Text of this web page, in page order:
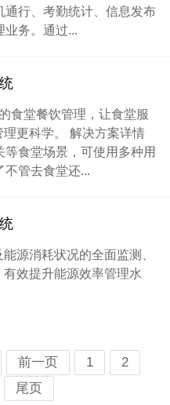
行、考勤统计、信息发布
业务。通过...
食堂餐饮管理，让食堂服
更科学。 解决方案详情
食堂场景，可使用多种用
不管去食堂还...
源消耗状况的全面监测、
效提升能源效率管理水
前一页 1
2
尾页